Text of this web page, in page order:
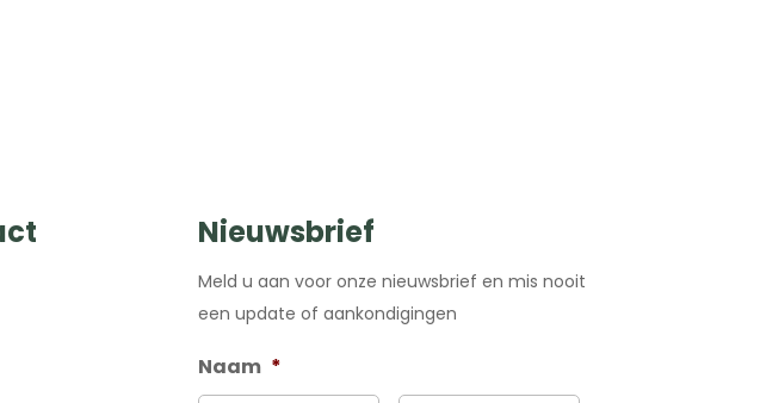
Nieuwsbrief
Meld u aan voor onze nieuwsbrief en mis nooit
een update of aankondigingen
Naam *